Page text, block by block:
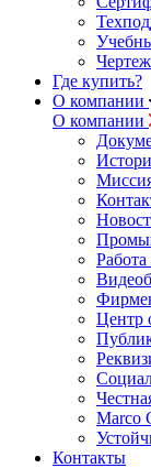
Где купить?
О компании
О компании
Центр
Marco
Контакты